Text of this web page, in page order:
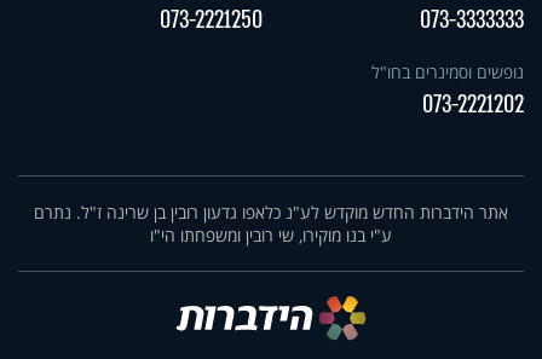
073-3333333
073-2221250
נופשים וסמינרים בחו"ל
073-2221202
אתר הידברות החדש מוקדש לע"נ כלאפו גדעון רובין בן שרינה ז"ל. נתרם
ע"י בנו מוקירו, שי רובין ומשפחתו הי"ו